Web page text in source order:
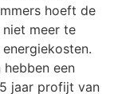
hoeft de
meer te
hebben een
jaar profijt van